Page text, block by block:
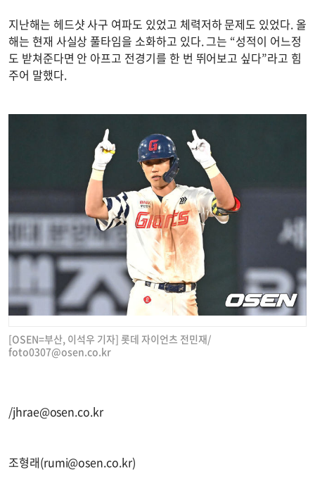
지난해는 헤드샷 사구 여파도 있었고 체력저하 문제도 있었다. 올
해는 현재 사실상 풀타임을 소화하고 있다. 그는 “성적이 어느정
도 받쳐준다면 안 아프고 전경기를 한 번 뛰어보고 싶다”라고 힘
주어 말했다.
[OSEN=부산, 이석우 기자] 롯데 자이언츠 전민재/
foto0307@osen.co.kr
/jhrae@osen.co.kr
조형래(rumi@osen.co.kr)